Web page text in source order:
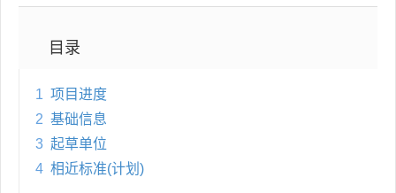
目录
1 项目进度
2 基础信息
3 起草单位
4 相近标准(计划)